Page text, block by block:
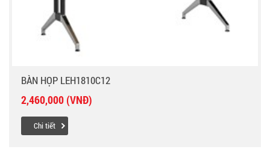
BÀN HỌP LEH1810C12
2,460,000 (VNĐ)
Chi tiết